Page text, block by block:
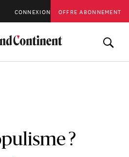
CONNEXION OFFRE ABONNEMENT
?